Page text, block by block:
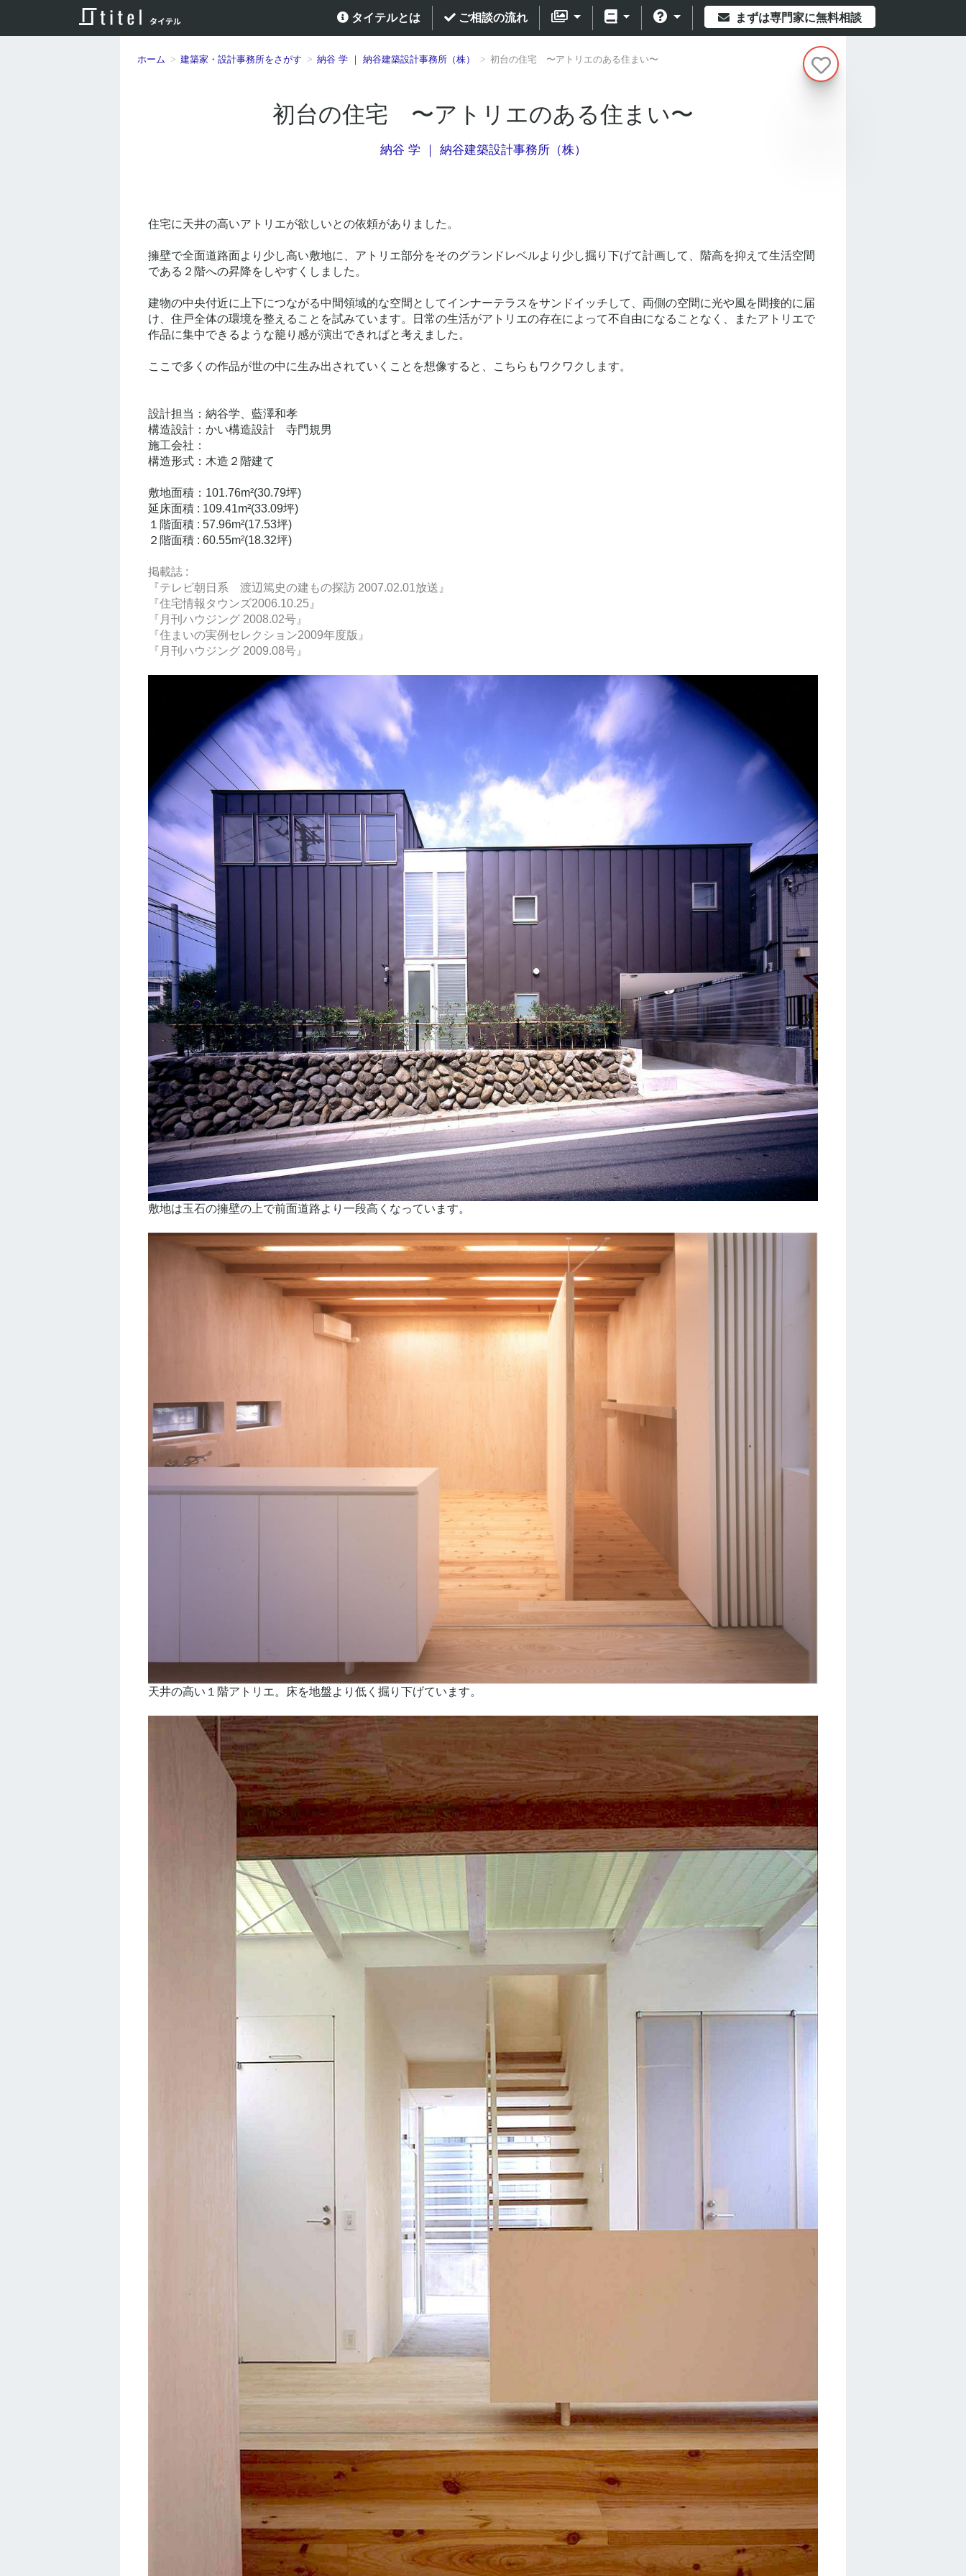
タイテルとは ご相談の流れ まずは専門家に無料相談
ホーム 建築家・設計事務所をさがす 納谷 学 ｜ 納谷建築設計事務所（株） 初台の住宅 〜アトリエのある住まい〜
初台の住宅 〜アトリエのある住まい〜
納谷 学 ｜ 納谷建築設計事務所（株）
住宅に天井の高いアトリエが欲しいとの依頼がありました。
擁壁で全面道路面より少し高い敷地に、アトリエ部分をそのグランドレベルより少し掘り下げて計画して、階高を抑えて生活空間
である２階への昇降をしやすくしました。
建物の中央付近に上下につながる中間領域的な空間としてインナーテラスをサンドイッチして、両側の空間に光や風を間接的に届
け、住戸全体の環境を整えることを試みています。日常の生活がアトリエの存在によって不自由になることなく、またアトリエで
作品に集中できるような籠り感が演出できればと考えました。
ここで多くの作品が世の中に生み出されていくことを想像すると、こちらもワクワクします。
設計担当：納谷学、藍澤和孝
構造設計：かい構造設計　寺門規男
施工会社：
構造形式：木造２階建て
敷地面積：101.76m²(30.79坪)
延床面積 : 109.41m²(33.09坪)
１階面積 : 57.96m²(17.53坪)
２階面積 : 60.55m²(18.32坪)
掲載誌 :
『テレビ朝日系　渡辺篤史の建もの探訪 2007.02.01放送』
『住宅情報タウンズ2006.10.25』
『月刊ハウジング 2008.02号』
『住まいの実例セレクション2009年度版』
『月刊ハウジング 2009.08号』
敷地は玉石の擁壁の上で前面道路より一段高くなっています。
天井の高い１階アトリエ。床を地盤より低く掘り下げています。